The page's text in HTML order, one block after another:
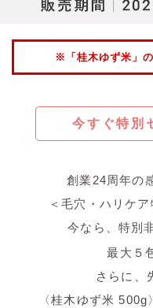
※「桂木ゆず米」
今すぐ特別
創業24周年の
＜毛穴・ハリケ
今なら、特別
最大５
さらに、
〈桂木ゆず米 500g